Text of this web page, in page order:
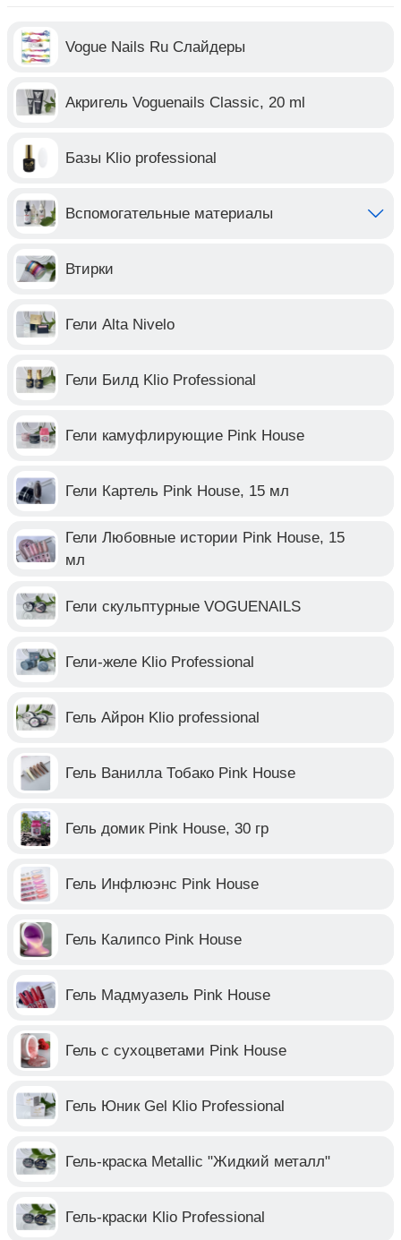
Vogue Nails Ru Слайдеры
Акригель Voguenails Classic, 20 ml
Базы Klio professional
Вспомогательные материалы
Втирки
Гели Alta Nivelo
Гели Билд Klio Professional
Гели камуфлирующие Pink House
Гели Картель Pink House, 15 мл
Гели Любовные истории Pink House, 15
мл
Гели скульптурные VOGUENAILS
Гели-желе Klio Professional
Гель Айрон Klio professional
Гель Ванилла Тобако Pink House
Гель домик Pink House, 30 гр
Гель Инфлюэнс Pink House
Гель Калипсо Pink House
Гель Мадмуазель Pink House
Гель с сухоцветами Pink House
Гель Юник Gel Klio Professional
Гель-краска Metallic "Жидкий металл"
Гель-краски Klio Professional